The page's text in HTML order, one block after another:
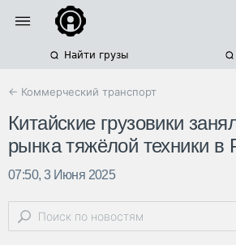
Найти грузы
← Коммерческий транспорт
Китайские грузовики
рынка тяжёлой техники в
07:50, 3 Июня 2025